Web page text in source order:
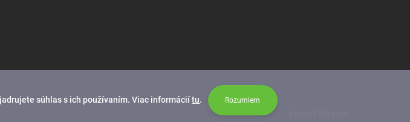
súhlas s ich používaním. Viac informáciítu. Rozumiem